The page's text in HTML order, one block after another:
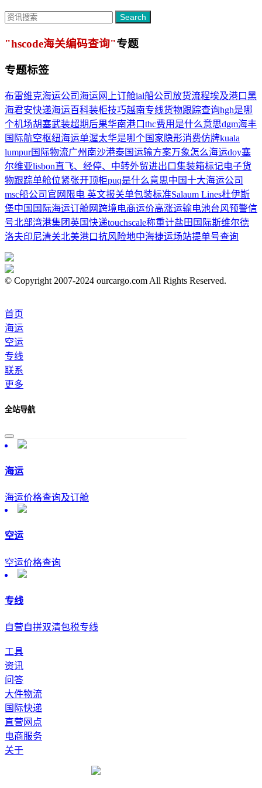
Search
"hscode海关编码查询"专题
专题标签
布雷维克海运公司 海运网上订舱ial船公司放货流程埃及港口黑
海君安快递海运百科装柜技巧越南专线货物跟踪查询hgh是哪
个机场胡塞武装超期后果华南港口thc费用是什么意思dgm海丰
国际航空枢纽海运单渥太华是哪个国家 隐形消费仿牌kuala
lumpur国际物流广州南沙港泰国运输方案万象怎么海运doy塞
尔维亚lisbon直飞、经停、中转外贸进出口集装箱标记电子货
物跟踪单舱位紧张开顶柜puq是什么意思中国十大海运公司
msc船公司官网 限电 英文报关单包装标准Salaum Lines杜伊斯
堡中国国际海运订舱网 跨境电商运价高涨运输电池台风预警信
号北部湾港集团 英国快递touchscale称重计盐田国际斯维尔德
洛夫印尼清关北美港口抗风险地中海捷运场站提单号查询
© Copyright 2007-2024 ourcargo.com All Rights Reserved.
首页
海运
空运
专线
联系
更多
全站导航
海运
海运价格查询及订舱
空运
空运价格查询
专线
自营自拼双清包税专线
工具
资讯
问答
大件物流
国际快递
直营网点
电商服务
关于